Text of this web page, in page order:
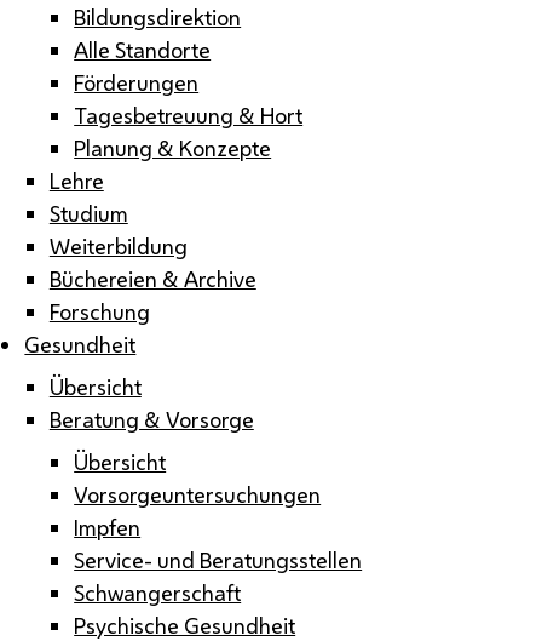
Bildungsdirektion
Alle Standorte
Förderungen
Tagesbetreuung & Hort
Planung & Konzepte
Lehre
Studium
Weiterbildung
Büchereien & Archive
Forschung
Gesundheit
Übersicht
Beratung & Vorsorge
Übersicht
Vorsorgeuntersuchungen
Impfen
Service- und Beratungsstellen
Schwangerschaft
Psychische Gesundheit